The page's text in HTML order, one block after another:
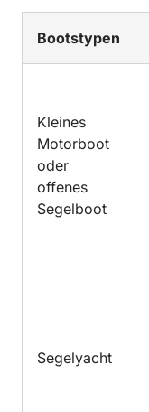
Bootstypen
Kleines
Motorboot
oder
offenes
Segelboot
Segelyacht